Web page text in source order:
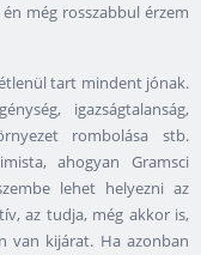
még rosszabbul érzem
tart mindent jónak.
igazságtalanság,
rombolása stb.
ahogyan Gramsci
lehet helyezni az
az tudja, még akkor is,
van kijárat. Ha azonban